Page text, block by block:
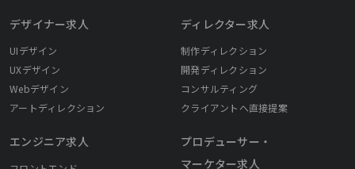
デザイナー求人
UIデザイン
UXデザイン
Webデザイン
アートディレクション
エンジニア求人
ディレクター求人
制作ディレクション
開発ディレクション
コンサルティング
クライアントへ直接提案
プロデューサー・
マーケター求人